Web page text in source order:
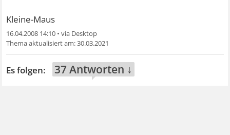
Kleine-Maus
16.04.2008 14:10 •
30.03.2021
37 Antworten ↓